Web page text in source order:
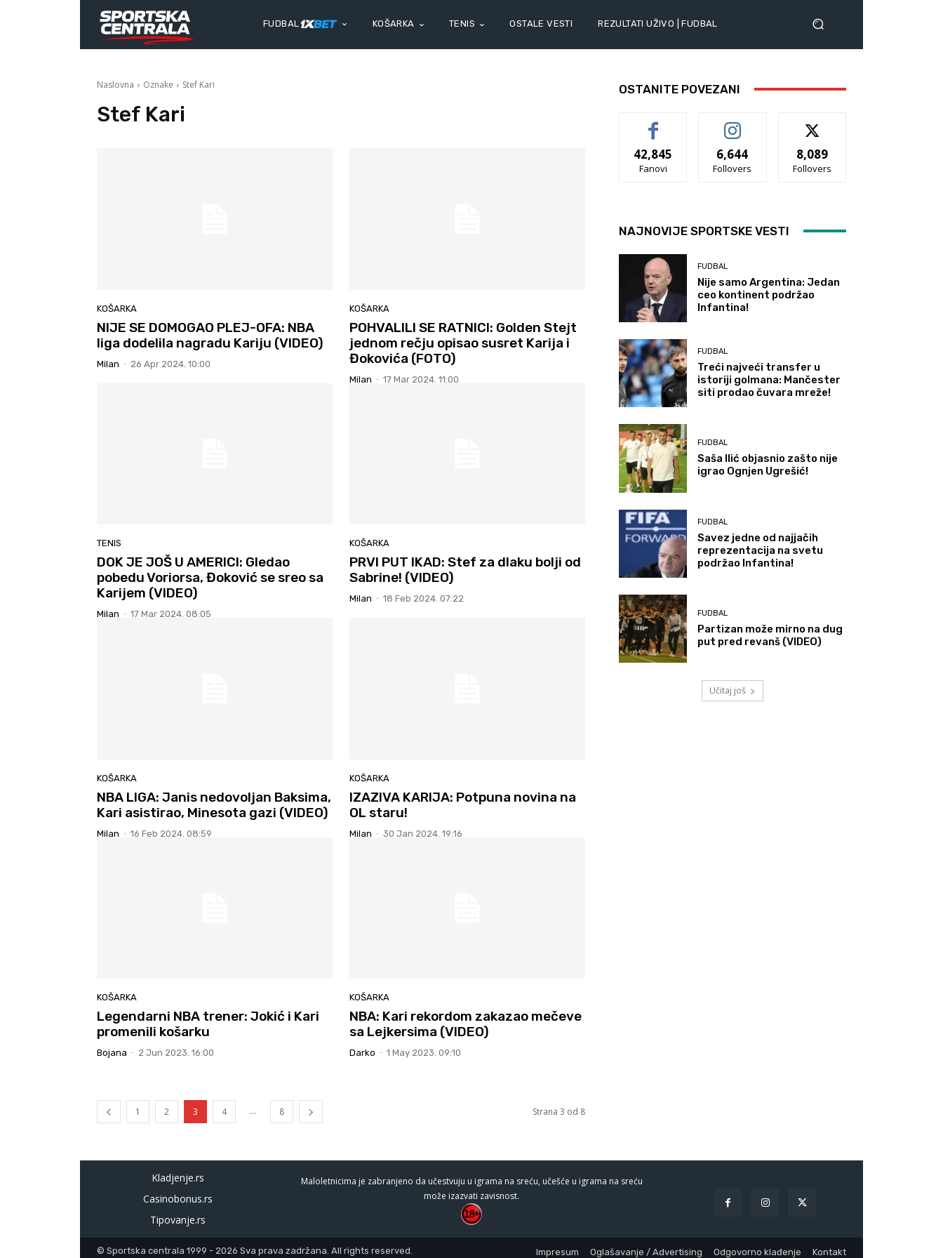
FUDBAL KOŠARKA TENIS OSTALE VESTI REZULTATI UŽIVO | FUDBAL
Naslovna Oznake Stef Kari
Stef Kari
KOŠARKA
NIJE SE DOMOGAO PLEJ-OFA: NBA
liga dodelila nagradu Kariju (VIDEO)
Milan - 26 Apr 2024. 10:00
KOŠARKA
POHVALILI SE RATNICI: Golden Stejt
jednom rečju opisao susret Karija i
Đokovića (FOTO)
Milan - 17 Mar 2024. 11:00
TENIS
DOK JE JOŠ U AMERICI: Gledao
pobedu Voriorsa, Đoković se sreo sa
Karijem (VIDEO)
Milan - 17 Mar 2024. 08:05
KOŠARKA
PRVI PUT IKAD: Stef za dlaku bolji od
Sabrine! (VIDEO)
Milan - 18 Feb 2024. 07:22
KOŠARKA
NBA LIGA: Janis nedovoljan Baksima,
Kari asistirao, Minesota gazi (VIDEO)
Milan - 16 Feb 2024. 08:59
KOŠARKA
IZAZIVA KARIJA: Potpuna novina na
OL staru!
Milan - 30 Jan 2024. 19:16
KOŠARKA
Legendarni NBA trener: Jokić i Kari
promenili košarku
Bojana - 2 Jun 2023. 16:00
KOŠARKA
NBA: Kari rekordom zakazao mečeve
sa Lejkersima (VIDEO)
Darko - 1 May 2023. 09:10
1 2 3 4 ... 8 Strana 3 od 8
OSTANITE POVEZANI
42,845
Fanovi
6,644
Follovers
8,089
Follovers
NAJNOVIJE SPORTSKE VESTI
FUDBAL
Nije samo Argentina: Jedan
ceo kontinent podržao
Infantina!
FUDBAL
Treći najveći transfer u
istoriji golmana: Mančester
siti prodao čuvara mreže!
FUDBAL
Saša Ilić objasnio zašto nije
igrao Ognjen Ugrešić!
FUDBAL
Savez jedne od najjačih
reprezentacija na svetu
podržao Infantina!
FUDBAL
Partizan može mirno na dug
put pred revanš (VIDEO)
Učitaj još
Kladjenje.rs
Casinobonus.rs
Tipovanje.rs
Maloletnicima je zabranjeno da učestvuju u igrama na sreću, učešće u igrama na sreću
može izazvati zavisnost.
© Sportska centrala 1999 - 2026 Sva prava zadržana. All rights reserved. Impresum Oglašavanje / Advertising Odgovorno klađenje Kontakt